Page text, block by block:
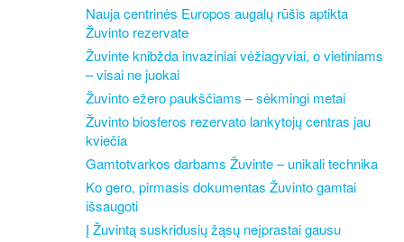
Nauja centrinės Europos augalų rūšis aptikta
Žuvinto rezervate
Žuvinte knibžda invaziniai vėžiagyviai, o vietiniams
– visai ne juokai
Žuvinto ežero paukščiams – sėkmingi metai
Žuvinto biosferos rezervato lankytojų centras jau
kviečia
Gamtotvarkos darbams Žuvinte – unikali technika
Ko gero, pirmasis dokumentas Žuvinto gamtai
išsaugoti
Į Žuvintą suskridusių žąsų neįprastai gausu